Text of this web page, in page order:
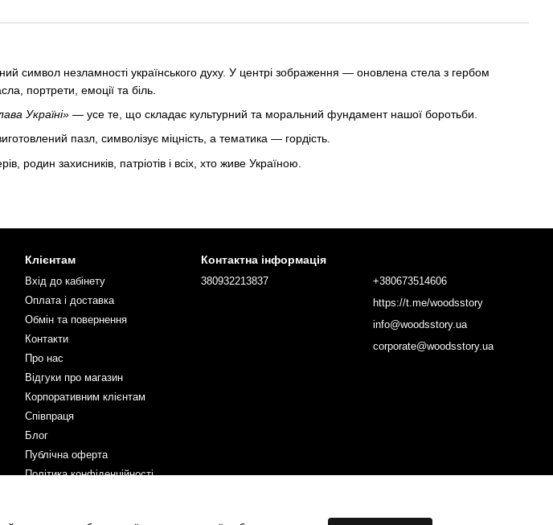
символ незламності українського духу. У центрі зображення — оновлена стела з гербом
портрети, емоції та біль.
Україні» — усе те, що складає культурний та моральний фундамент нашої боротьби.
пазл, символізує міцність, а тематика — гордість.
родин захисників, патріотів і всіх, хто живе Україною.
Клієнтам
Вхід до кабінету
Оплата і доставка
Обмін та повернення
Контакти
Про нас
Відгуки про магазин
Корпоративним клієнтам
Співпраця
Блог
Публічна оферта
Політика конфіденційності
Контактна інформація
380932213837
+380673514606
https://t.me/woodsstory
info@woodsstory.ua
corporate@woodsstory.ua